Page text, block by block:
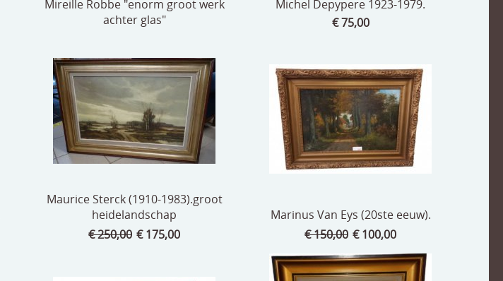
Mireille Robbe "enorm groot werk
achter glas"
Michel Depypere 1923-1979.
€ 75,00
Maurice Sterck (1910-1983).groot
heidelandschap
€ 250,00 € 175,00
Marinus Van Eys (20ste eeuw).
€ 150,00 € 100,00